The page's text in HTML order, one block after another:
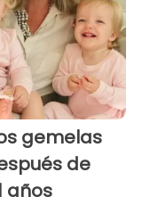
gemelas
de
años